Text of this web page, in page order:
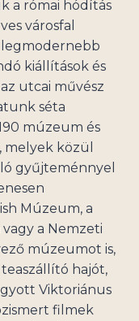
a római hódítás
városfal
legmodernebb
kiállítások és
utcai művész
séta
múzeum és
közül
gyűjteménnyel
Múzeum, a
a Nemzeti
múzeumot is,
hajót,
Viktoriánus
filmek